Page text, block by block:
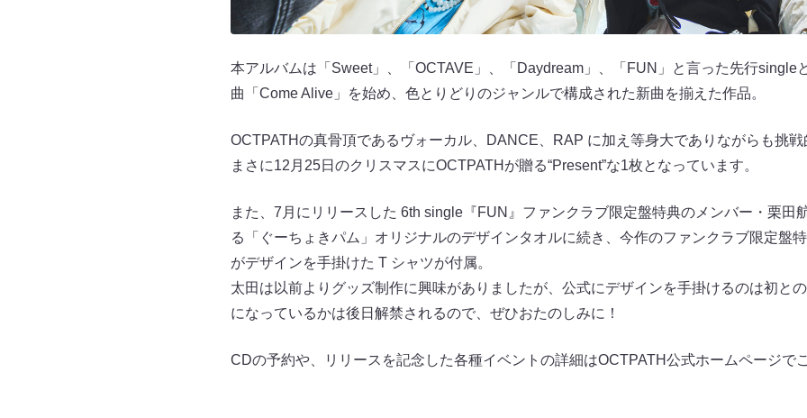
本アルバムは「Sweet」、「OCTAVE」、「Daydream」、「FUN」と⾔った先⾏single
曲「Come Alive」を始め、⾊とりどりのジャンルで構成された新曲を揃えた作品。
OCTPATHの真⾻頂であるヴォーカル、DANCE、RAP に加え等⾝⼤でありながらも挑戦
まさに12⽉25⽇のクリスマスにOCTPATHが贈る“Present”な1枚となっています。
また、7⽉にリリースした 6th single『FUN』ファンクラブ限定盤特典のメンバー・栗⽥
る「ぐーちょきパム」オリジナルのデザインタオルに続き、今作のファンクラブ限定盤
がデザインを⼿掛けた T シャツが付属。
太⽥は以前よりグッズ制作に興味がありましたが、公式にデザインを⼿掛けるのは初と
になっているかは後⽇解禁されるので、ぜひおたのしみに！
CDの予約や、リリースを記念した各種イベントの詳細はOCTPATH公式ホームページで